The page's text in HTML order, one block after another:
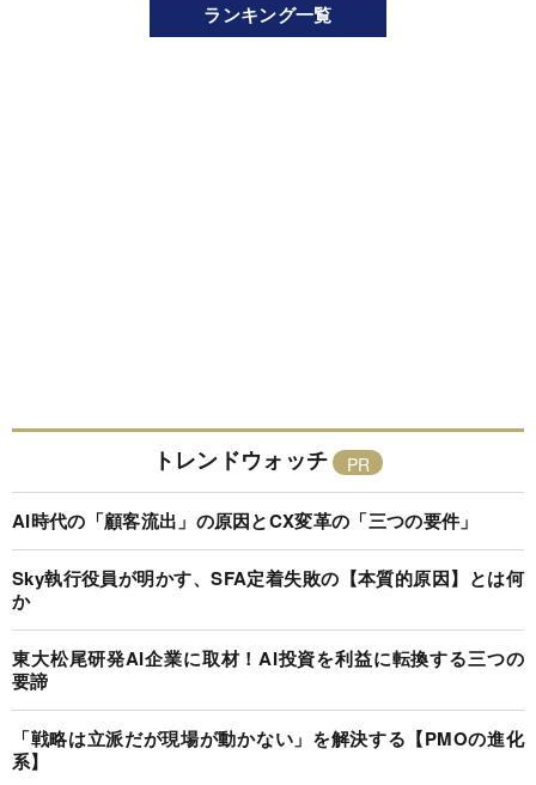
ランキング一覧
トレンドウォッチ
AI時代の「顧客流出」の原因とCX変革の「三つの要件」
Sky執行役員が明かす、SFA定着失敗の【本質的原因】とは何
か
東大松尾研発AI企業に取材！AI投資を利益に転換する三つの
要諦
「戦略は立派だが現場が動かない」を解決する【PMOの進化
系】